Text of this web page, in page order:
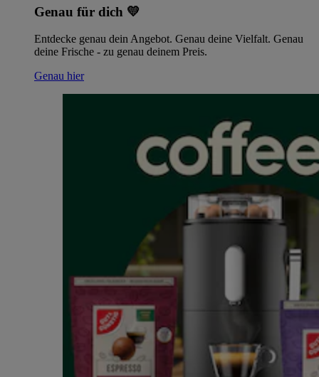
Genau für dich 💛
Entdecke genau dein Angebot. Genau deine Vielfalt. Genau
deine Frische - zu genau deinem Preis.
Genau hier